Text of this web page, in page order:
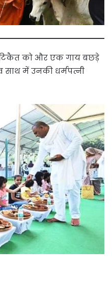
को और एक गाय बछड़े
में उनकी धर्मपत्नी